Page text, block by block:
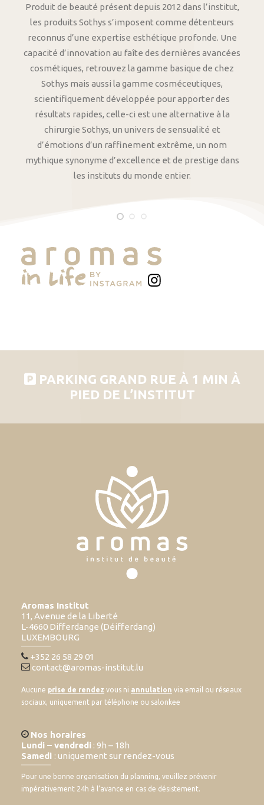
Produit de beauté présent depuis 2012 dans l’institut,
les produits Sothys s’imposent comme détenteurs
reconnus d’une expertise esthétique profonde. Une
capacité d’innovation au faîte des dernières avancées
cosmétiques, retrouvez la gamme basique de chez
Sothys mais aussi la gamme cosméceutiques,
scientifiquement développée pour apporter des
résultats rapides, celle-ci est une alternative à la
chirurgie Sothys, un univers de sensualité et
d’émotions d’un raffinement extrême, un nom
mythique synonyme d’excellence et de prestige dans
les instituts du monde entier.
PARKING GRAND RUE À 1 MIN À
PIED DE L’INSTITUT
Aromas Institut
11, Avenue de la Liberté
L-4660 Differdange (Déifferdang)
LUXEMBOURG
+352 26 58 29 01
contact@aromas-institut.lu
Aucune prise de rendez vous ni annulation via email ou réseaux
sociaux, uniquement par téléphone ou salonkee
Nos horaires
Lundi – vendredi : 9h – 18h
Samedi : uniquement sur rendez-vous
Pour une bonne organisation du planning, veuillez prévenir
impérativement 24h à l’avance en cas de désistement.